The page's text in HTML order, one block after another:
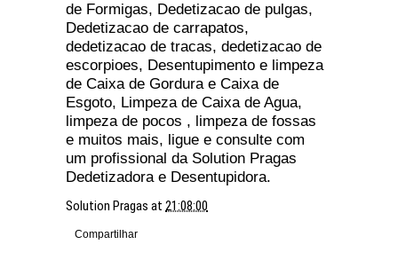
de Formigas, Dedetizacao de pulgas,
Dedetizacao de carrapatos,
dedetizacao de tracas, dedetizacao de
escorpioes, Desentupimento e limpeza
de Caixa de Gordura e Caixa de
Esgoto, Limpeza de Caixa de Agua,
limpeza de pocos , limpeza de fossas
e muitos mais, ligue e consulte com
um profissional da Solution Pragas
Dedetizadora e Desentupidora.
Solution Pragas at 21:08:00
Compartilhar